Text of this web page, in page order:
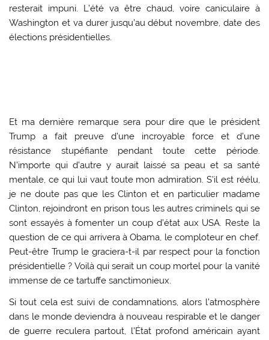
resterait impuni. L’été va être chaud, voire caniculaire à
Washington et va durer jusqu’au début novembre, date des
élections présidentielles.
Et ma dernière remarque sera pour dire que le président
Trump a fait preuve d’une incroyable force et d’une
résistance stupéfiante pendant toute cette période.
N’importe qui d’autre y aurait laissé sa peau et sa santé
mentale, ce qui lui vaut toute mon admiration. S’il est réélu,
je ne doute pas que les Clinton et en particulier madame
Clinton, rejoindront en prison tous les autres criminels qui se
sont essayés à fomenter un coup d’état aux USA. Reste la
question de ce qui arrivera à Obama, le comploteur en chef.
Peut-être Trump le graciera-t-il par respect pour la fonction
présidentielle ? Voilà qui serait un coup mortel pour la vanité
immense de ce tartuffe sanctimonieux.
Si tout cela est suivi de condamnations, alors l’atmosphère
dans le monde deviendra à nouveau respirable et le danger
de guerre reculera partout, l’État profond américain ayant